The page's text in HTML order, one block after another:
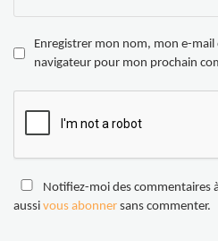
Enregistrer mon nom, mon e-
navigateur pour mon prochain
Notifiez-moi des commentaires
aussi vous abonner sans commenter.